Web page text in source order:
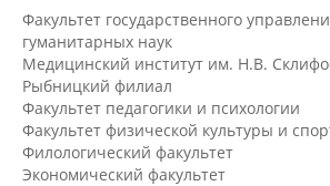
Факультет государственного
гуманитарных наук
Медицинский институт им. Н.В.
Рыбницкий филиал
Факультет педагогики и психологии
Факультет физической культуры и
Филологический факультет
Экономический факультет